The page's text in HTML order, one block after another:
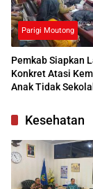
Parigi Moutong
Pemkab Siapkan
Konkret Atasi
Anak Tidak
Kesehatan